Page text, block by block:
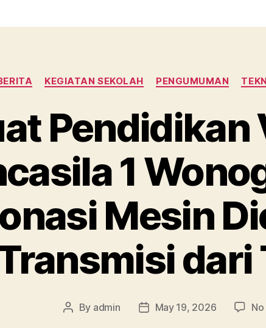
KEGIATAN SEKOLAH PENGUMUMAN
Pendidikan
1
Mesin
dari
By admin May 19, 2026